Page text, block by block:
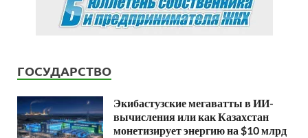
ГОСУДАРСТВО
Экибастузские мегаватты в ИИ-
вычисления или как Казахстан
монетизирует энергию на $10 млрд